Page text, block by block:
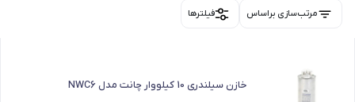
مرتب‌سازی براساس فیلترها
خازن سیلندری 10 کیلووار چانت مدل NWC6